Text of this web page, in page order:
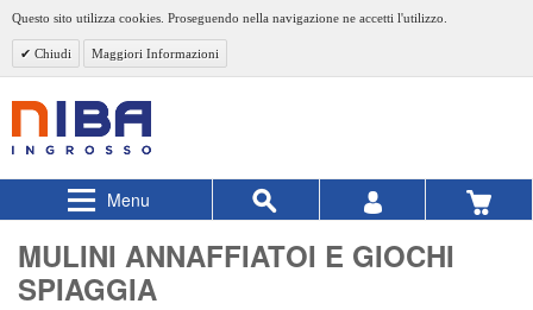
Questo sito utilizza cookies. Proseguendo nella navigazione ne accetti l'utilizzo.
Chiudi Maggiori Informazioni
Menu
MULINI ANNAFFIATOI E GIOCHI
SPIAGGIA